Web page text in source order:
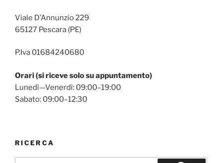
Viale D’Annunzio 229
65127 Pescara (PE)
P.Iva 01684240680
Orari (si riceve solo su appuntamento)
Lunedì—Venerdì: 09:00–19:00
Sabato: 09:00–12:30
RICERCA